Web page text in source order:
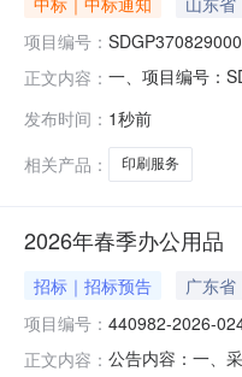
项目编号：
正文内容： 一、项目编号：
报价。经评审，
发布时间： 1秒前
相关产品：
印刷服务
2026年春季办公用品
招标｜招标预告 广东省
项目编号： 440982-2026-
正文内容： 公告内容：一、